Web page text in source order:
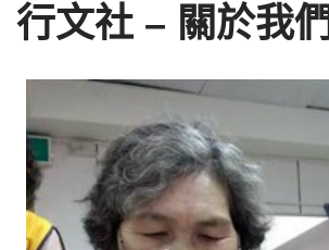
行文社 – 關於我們